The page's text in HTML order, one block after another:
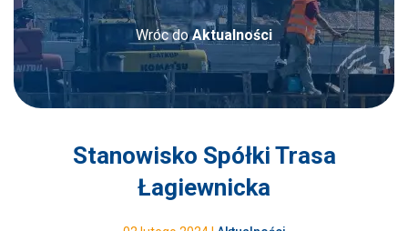
Wróc doAktualności
Stanowisko Spółki Trasa
Łagiewnicka